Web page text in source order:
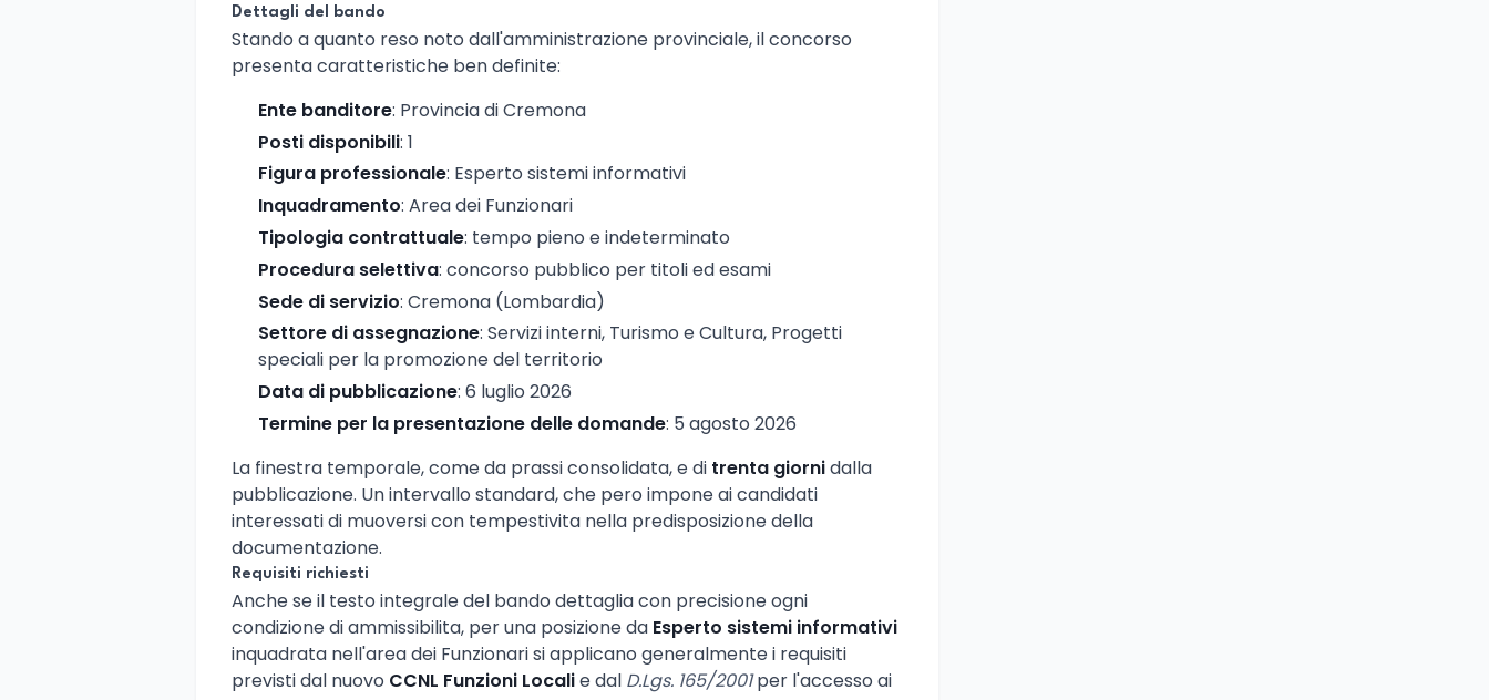
Dettagli del bando
Stando a quanto reso noto dall'amministrazione provinciale, il concorso
presenta caratteristiche ben definite:
Ente banditore: Provincia di Cremona
Posti disponibili: 1
Figura professionale: Esperto sistemi informativi
Inquadramento: Area dei Funzionari
Tipologia contrattuale: tempo pieno e indeterminato
Procedura selettiva: concorso pubblico per titoli ed esami
Sede di servizio: Cremona (Lombardia)
Settore di assegnazione: Servizi interni, Turismo e Cultura, Progetti
speciali per la promozione del territorio
Data di pubblicazione: 6 luglio 2026
Termine per la presentazione delle domande: 5 agosto 2026
La finestra temporale, come da prassi consolidata, e di trenta giornidalla
pubblicazione. Un intervallo standard, che pero impone ai candidati
interessati di muoversi con tempestivita nella predisposizione della
documentazione.
Requisiti richiesti
Anche se il testo integrale del bando dettaglia con precisione ogni
condizione di ammissibilita, per una posizione da Esperto sistemi informativi
inquadrata nell'area dei Funzionari si applicano generalmente i requisiti
previsti dal nuovo CCNL Funzioni Localie dal D.Lgs. 165/2001per l'accesso ai